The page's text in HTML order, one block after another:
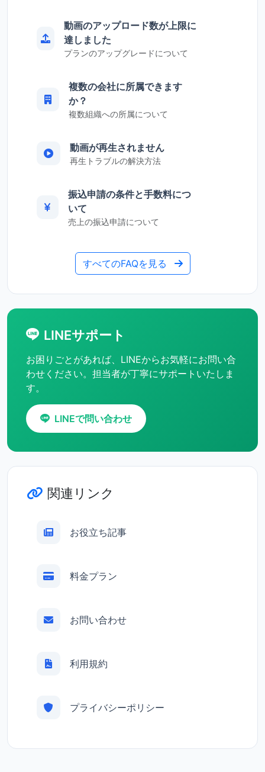
動画のアップロード数が上限に
達しました
プランのアップグレードについて
複数の会社に所属できます
か？
複数組織への所属について
動画が再生されません
再生トラブルの解決方法
振込申請の条件と手数料につ
いて
売上の振込申請について
すべてのFAQを見る
LINEサポート
お困りごとがあれば、LINEからお気軽にお問い合
わせください。担当者が丁寧にサポートいたしま
す。
LINEで問い合わせ
関連リンク
お役立ち記事
料金プラン
お問い合わせ
利用規約
プライバシーポリシー